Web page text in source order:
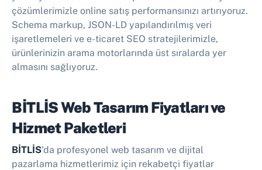
çözümlerimizle online satış performansınızı artırıyoruz.
Schema markup, JSON-LD yapılandırılmış veri
işaretlemeleri ve e-ticaret SEO stratejilerimizle,
ürünlerinizin arama motorlarında üst sıralarda yer
almasını sağlıyoruz.
BİTLİS Web Tasarım Fiyatları ve
Hizmet Paketleri
BİTLİS'da profesyonel web tasarım ve dijital
pazarlama hizmetlerimiz için rekabetçi fiyatlar